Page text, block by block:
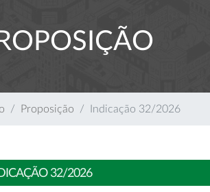
Proposição Indicação 32/2026
32/2026